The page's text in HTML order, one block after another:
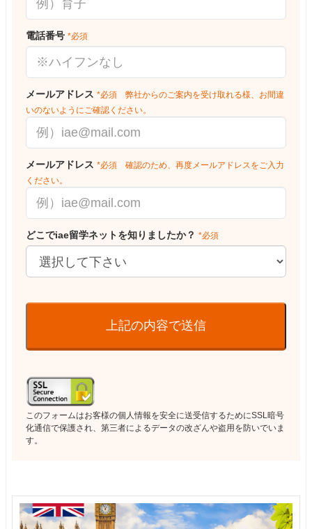
電話番号 *必須
メールアドレス *必須 弊社からのご案内を受け取れる様、お間違
いのないようにご確認ください。
メールアドレス *必須 確認のため、再度メールアドレスをご入力
ください。
どこでiae留学ネットを知りましたか？ *必須
上記の内容で送信
このフォームはお客様の個人情報を安全に送受信するためにSSL暗号
化通信で保護され、第三者によるデータの改ざんや盗用を防いでいま
す。